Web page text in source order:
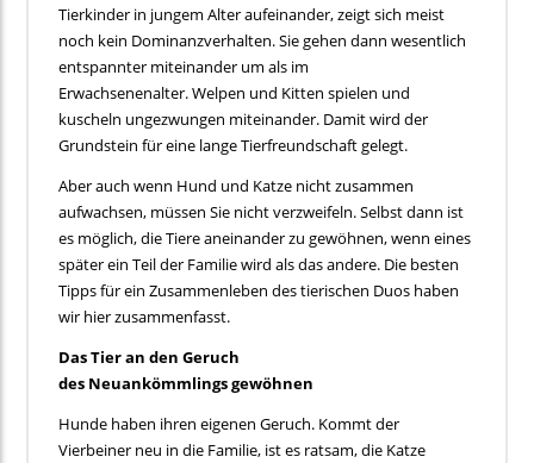
Tierkinder in jungem Alter aufeinander, zeigt sich meist
noch kein Dominanzverhalten. Sie gehen dann wesentlich
entspannter miteinander um als im
Erwachsenenalter. Welpen und Kitten spielen und
kuscheln ungezwungen miteinander. Damit wird der
Grundstein für eine lange Tierfreundschaft gelegt.
Aber auch wenn Hund und Katze nicht zusammen
aufwachsen, müssen Sie nicht verzweifeln. Selbst dann ist
es möglich, die Tiere aneinander zu gewöhnen, wenn eines
später ein Teil der Familie wird als das andere. Die besten
Tipps für ein Zusammenleben des tierischen Duos haben
wir hier zusammenfasst.
DasTieran den Geruch
des Neuankömmlingsgewöhnen
Hunde haben ihren eigenen Geruch. Kommt der
Vierbeiner neu in die Familie, ist es ratsam, die Katze